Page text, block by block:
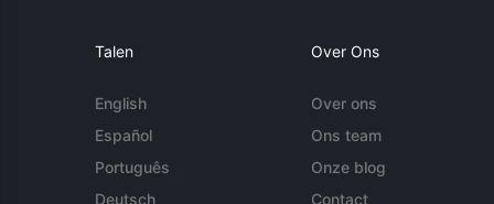
Talen
English
Español
Português
Deutsch
Over Ons
Over ons
Ons team
Onze blog
Contact